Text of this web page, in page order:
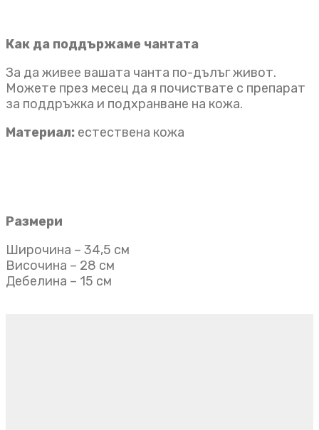
Как да поддържаме чантата
За да живее вашата чанта по-дълъг живот.
Можете през месец да я почиствате с препарат
за поддръжка и подхранване на кожа.
Материал: естествена кожа
Размери
Широчина – 34,5 см
Височина – 28 см
Дебелина – 15 см